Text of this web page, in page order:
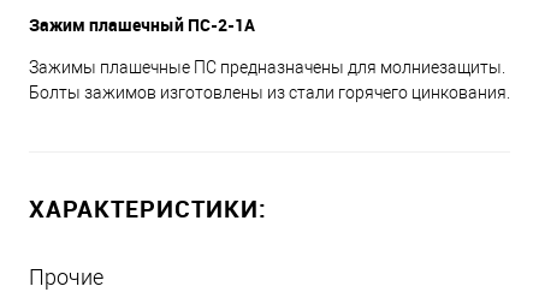
Зажим плашечный ПС-2-1А
Зажимы плашечные ПС предназначены для молниезащиты.
Болты зажимов изготовлены из стали горячего цинкования.
ХАРАКТЕРИСТИКИ:
Прочие